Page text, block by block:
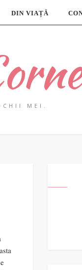
DIN VIAȚĂ
MEI.